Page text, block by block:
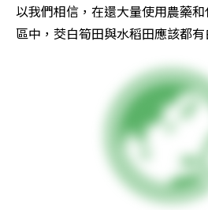
以我們相信，在還大量使用農藥
區中，茭白筍田與水稻田應該都有